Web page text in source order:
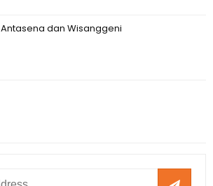
Antasena dan Wisanggeni